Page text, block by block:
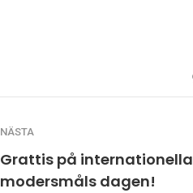
NÄSTA
Grattis på internationella
modersmåls dagen!